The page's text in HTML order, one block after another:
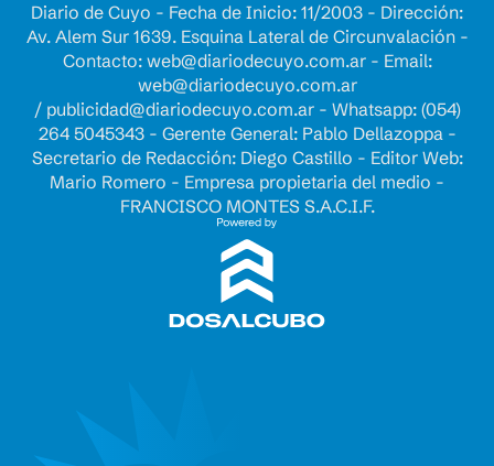
Diario de Cuyo - Fecha de Inicio: 11/2003 - Dirección:
Av. Alem Sur 1639. Esquina Lateral de Circunvalación -
Contacto: web@diariodecuyo.com.ar- Email:
web@diariodecuyo.com.ar
/ publicidad@diariodecuyo.com.ar- Whatsapp: (054)
264 5045343 - Gerente General: Pablo Dellazoppa -
Secretario de Redacción: Diego Castillo - Editor Web:
Mario Romero - Empresa propietaria del medio -
FRANCISCO MONTES S.A.C.I.F.